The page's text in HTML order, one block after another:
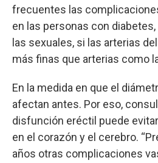
frecuentes las
en las personas con
las sexuales, si las arterias
más finas que arterias como
En la medida en que el
afectan antes. Por eso,
disfunción eréctil puede
en el corazón y el cerebro.
años otras complicaciones